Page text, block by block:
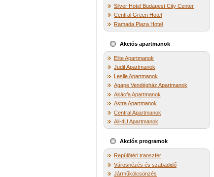
Silver Hotel Budapest City Center
Central Green Hotel
Ramada Plaza Hotel
Akciós apartmanok
Elite Apartmanok
Judit Apartmanok
Leslie Apartmanok
Agape Vendégház Apartmanok
Akácfa Apartmanok
Astra Apartmanok
Central Apartmanok
All-4U Apartmanok
Akciós programok
Repülőtéri transzfer
Városnézés és szabadidő
Járműkölcsönzés